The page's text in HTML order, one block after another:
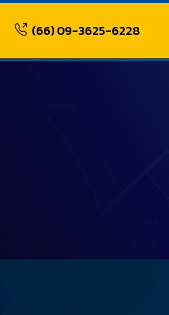
(66) 09-3625-6228